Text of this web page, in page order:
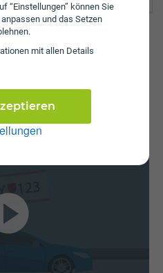
“Einstellungen” können Sie
und das Setzen
mit allen Details
& anmelden
Versicherungswechsel